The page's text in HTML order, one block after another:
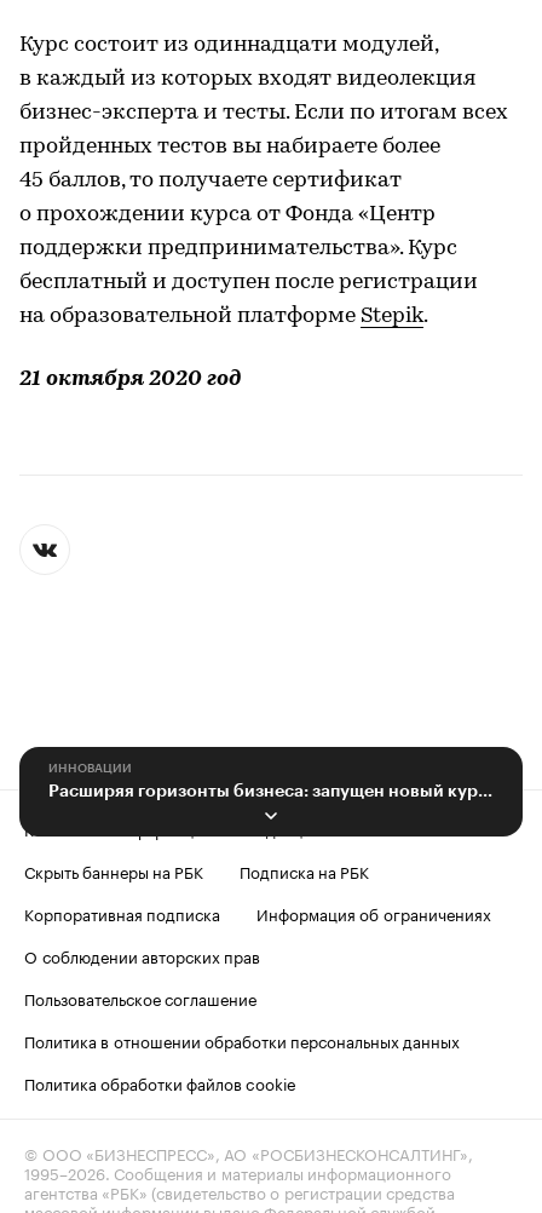
Курс состоит из одиннадцати модулей,
в каждый из которых входят видеолекция
бизнес-эксперта и тесты. Если по итогам всех
пройденных тестов вы набираете более
45 баллов, то получаете сертификат
о прохождении курса от Фонда «Центр
поддержки предпринимательства». Курс
бесплатный и доступен после регистрации
на образовательной платформе Stepik.
21 октября 2020 год
ИННОВАЦИИ
Расширяя горизонты бизнеса: запущен новый курс для предпринимателей
Контактная информация
Скрыть баннеры на РБК
Подписка на РБК
Корпоративная подписка
Информация об ограничениях
О соблюдении авторских прав
Пользовательское соглашение
Политика в отношении обработки персональных данных
Политика обработки файлов cookie
© ООО «БИЗНЕСПРЕСС», АО «РОСБИЗНЕСКОНСАЛТИНГ»,
1995–2026. Сообщения и материалы информационного
агентства «РБК» (свидетельство о регистрации средства